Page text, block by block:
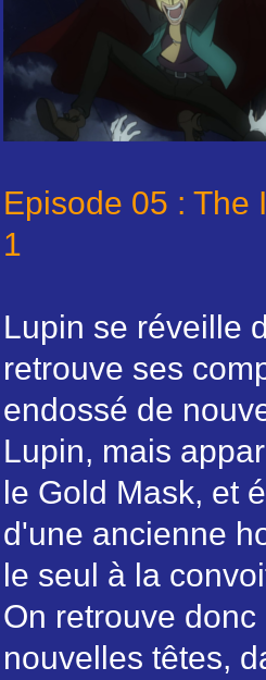
Episode 05 : The
1
Lupin se réveille
retrouve ses
endossé de
Lupin, mais
le Gold Mask, et
d'une ancienne
le seul à la
On retrouve
nouvelles têtes,